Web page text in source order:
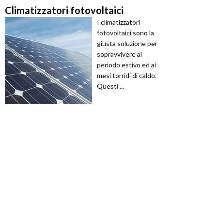
Climatizzatori fotovoltaici
I climatizzatori
fotovoltaici sono la
giusta soluzione per
sopravvivere al
periodo estivo ed ai
mesi torridi di caldo.
Questi ...